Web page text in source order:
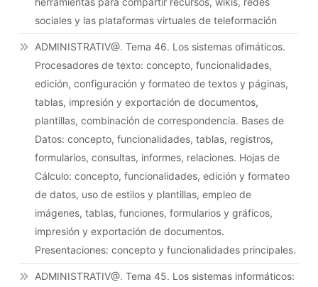
sociales y las plataformas virtuales de teleformación
ADMINISTRATIV@. Tema 46. Los sistemas ofimáticos.
Procesadores de texto: concepto, funcionalidades,
edición, configuración y formateo de textos y páginas,
tablas, impresión y exportación de documentos,
plantillas, combinación de correspondencia. Bases de
Datos: concepto, funcionalidades, tablas, registros,
formularios, consultas, informes, relaciones. Hojas de
Cálculo: concepto, funcionalidades, edición y formateo
de datos, uso de estilos y plantillas, empleo de
imágenes, tablas, funciones, formularios y gráficos,
impresión y exportación de documentos.
Presentaciones: concepto y funcionalidades principales.
ADMINISTRATIV@. Tema 45. Los sistemas informáticos: